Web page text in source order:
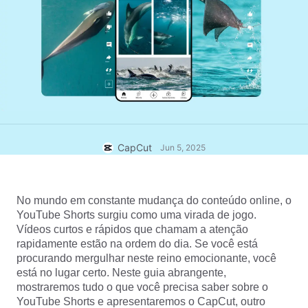
Texto e Áudio
Legendas automáticas
Modelos de legenda
Reconhecimento de fala
Texto em fala
Aprimorar voz
Redução de ruído
Imagem
Marketing
Estilo de vida e vlogs
Design personalizado
Recursos
Tendências do mercado
Principais escolhas
Tendências e dicas de modelos
Mais
Modelos para setores
Modelos de retrospectiva
Centro de confiança
Central de ajuda
Abrir o CapCut
CapCut Jun 5, 2025
No mundo em constante mudança do conteúdo online, o
YouTube Shorts surgiu como uma virada de jogo.
Vídeos curtos e rápidos que chamam a atenção
rapidamente estão na ordem do dia. Se você está
procurando mergulhar neste reino emocionante, você
está no lugar certo. Neste guia abrangente,
mostraremos tudo o que você precisa saber sobre o
YouTube Shorts e apresentaremos o CapCut, outro